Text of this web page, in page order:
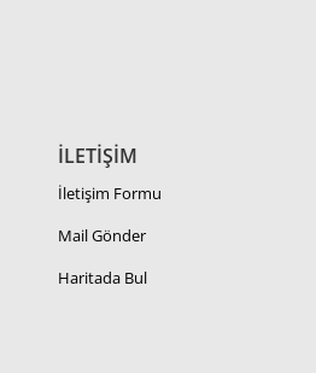
İLETİŞİM
İletişim Formu
Mail Gönder
Haritada Bul